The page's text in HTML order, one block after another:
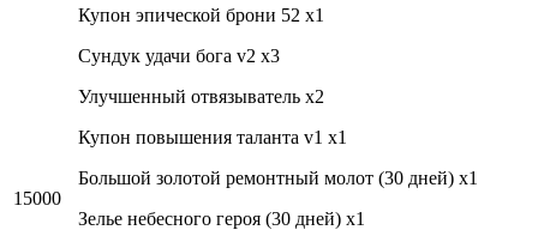
15000
Купон эпической брони 52 x1
Cундук удачи бога v2 x3
Улучшенный отвязыватель x2
Купон повышения таланта v1 x1
Большой золотой ремонтный молот (30 дней) x1
Зелье небесного героя (30 дней) x1